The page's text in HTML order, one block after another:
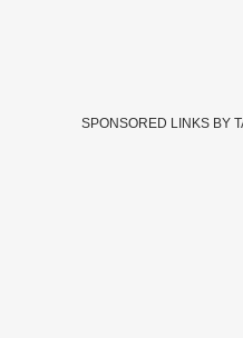
SPONSORED LINKS BY